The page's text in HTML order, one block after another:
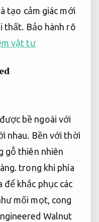
tạo cảm giác mới
thất. Bảo hành rõ
vật tư
bề ngoài với
nhau. Bền với thời
gỗ thiên nhiên
trong khi phía
khắc phục các
mối mọt, cong
Walnut